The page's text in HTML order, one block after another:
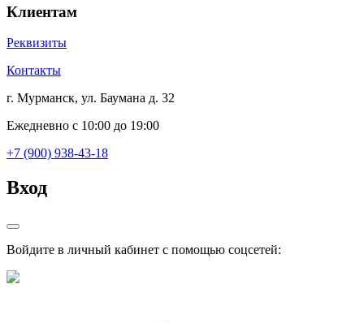
Клиентам
Реквизиты
Контакты
г. Мурманск, ул. Баумана д. 32
Ежедневно с 10:00 до 19:00
+7 (900) 938-43-18
Вход
Войдите в личный кабинет с помощью соцсетей: